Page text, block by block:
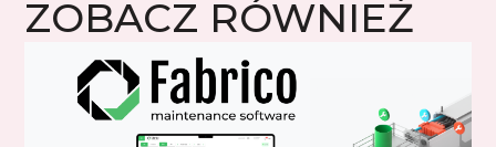
ZOBACZ RÓWNIEŻ